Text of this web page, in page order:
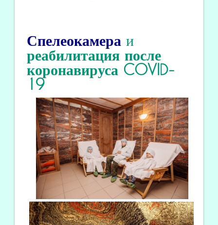
Спелеокамера и
реабилитацияпосле
коронавируса COVID-
19